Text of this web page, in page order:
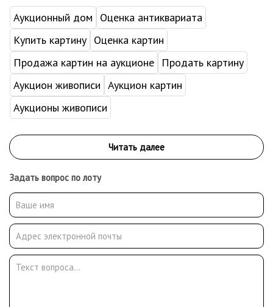
Аукционный дом
Оценка антиквариата
Купить картину Оценка картин
Продажа картин на аукционе
Продать картину
Аукцион живописи Аукцион картин
Аукционы живописи
Задать вопрос по лоту